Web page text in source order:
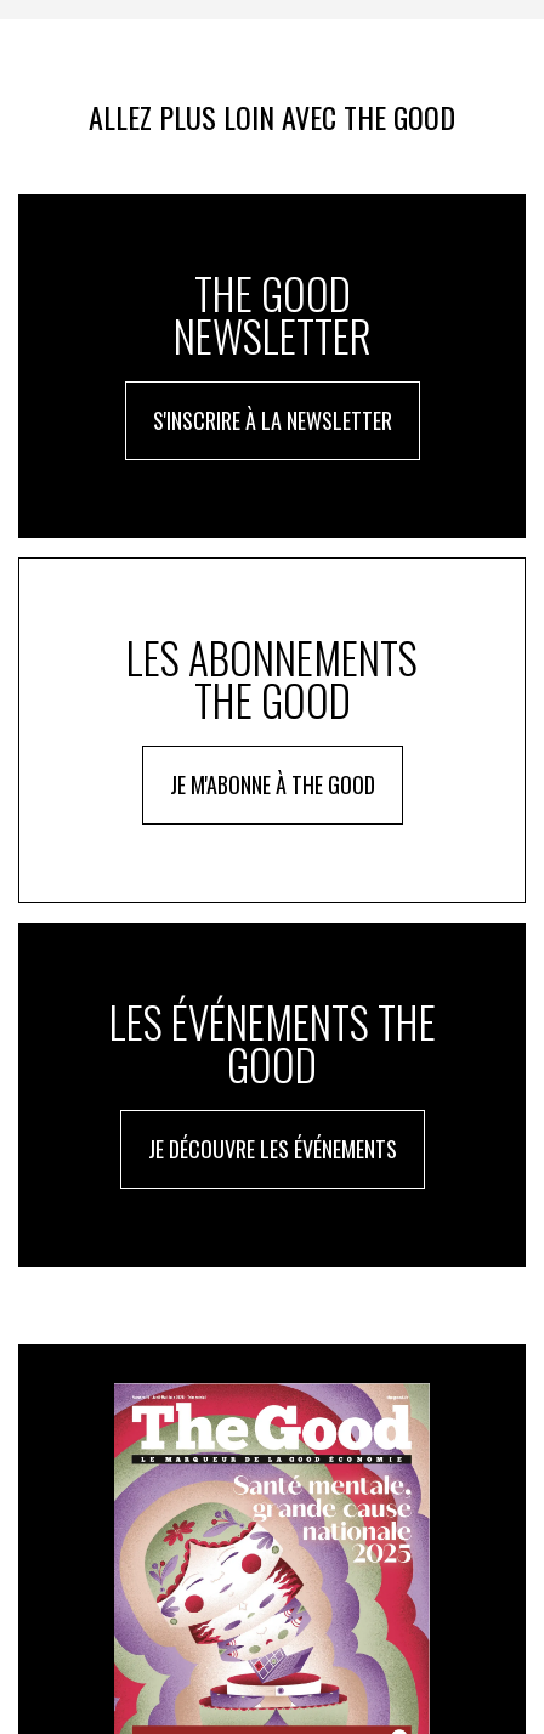
ALLEZ PLUS LOIN AVEC THE GOOD
THE GOOD
NEWSLETTER
S'INSCRIRE À LA NEWSLETTER
LES ABONNEMENTS
THE GOOD
JE M'ABONNE À THE GOOD
LES ÉVÉNEMENTS THE
GOOD
JE DÉCOUVRE LES ÉVÉNEMENTS